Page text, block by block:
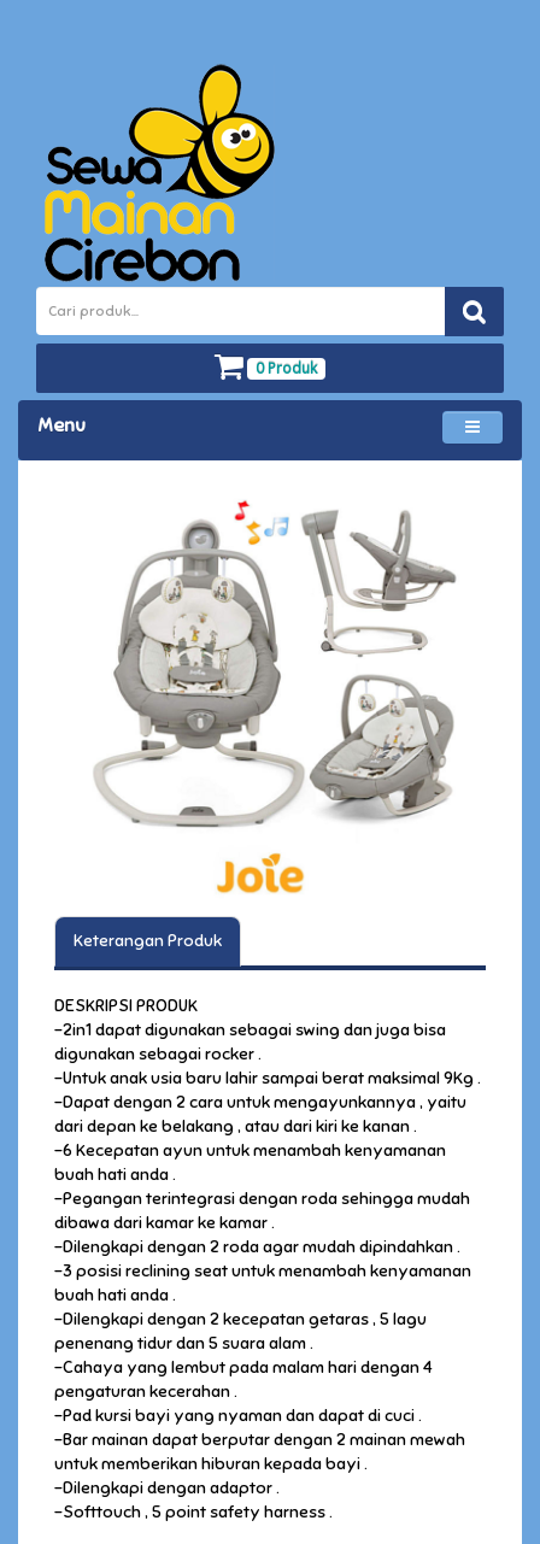
0 Produk
Menu
Keterangan Produk
DESKRIPSI PRODUK
-2in1 dapat digunakan sebagai swing dan juga bisa
digunakan sebagai rocker .
-Untuk anak usia baru lahir sampai berat maksimal 9Kg .
-Dapat dengan 2 cara untuk mengayunkannya , yaitu
dari depan ke belakang , atau dari kiri ke kanan .
-6 Kecepatan ayun untuk menambah kenyamanan
buah hati anda .
-Pegangan terintegrasi dengan roda sehingga mudah
dibawa dari kamar ke kamar .
-Dilengkapi dengan 2 roda agar mudah dipindahkan .
-3 posisi reclining seat untuk menambah kenyamanan
buah hati anda .
-Dilengkapi dengan 2 kecepatan getaras , 5 lagu
penenang tidur dan 5 suara alam .
-Cahaya yang lembut pada malam hari dengan 4
pengaturan kecerahan .
-Pad kursi bayi yang nyaman dan dapat di cuci .
-Bar mainan dapat berputar dengan 2 mainan mewah
untuk memberikan hiburan kepada bayi .
-Dilengkapi dengan adaptor .
-Softtouch , 5 point safety harness .